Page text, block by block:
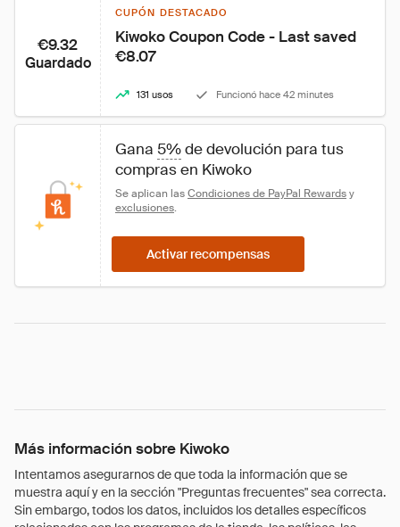
€9.32
Guardado
CUPÓN DESTACADO
Kiwoko Coupon Code - Last saved
€8.07
131 usos Funcionó hace 42 minutes
Gana 5% de devolución para tus
compras en Kiwoko
Se aplican las Condiciones de PayPal Rewards y
exclusiones.
Activar recompensas
Más información sobre Kiwoko
Intentamos asegurarnos de que toda la información que se
muestra aquí y en la sección "Preguntas frecuentes" sea correcta.
Sin embargo, todos los datos, incluidos los detalles específicos